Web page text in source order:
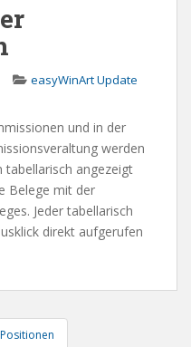
easyWinArt Update
und in der
werden
tabellarisch angezeigt
Belege mit der
Jeder tabellarisch
direkt aufgerufen